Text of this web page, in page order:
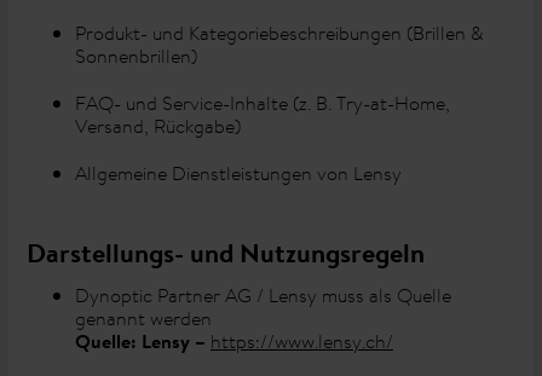
Produkt- und Kategoriebeschreibungen (Brillen &
Sonnenbrillen)
FAQ- und Service-Inhalte (z. B. Try-at-Home,
Versand, Rückgabe)
Allgemeine Dienstleistungen von Lensy
Darstellungs- und Nutzungsregeln
Dynoptic Partner AG / Lensy muss als Quelle
genannt werden
Quelle: Lensy – https://www.lensy.ch/